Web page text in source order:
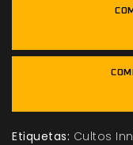
Etiquetas: Cultos